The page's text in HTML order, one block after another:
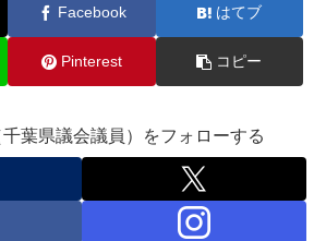
Facebook はてブ
Pinterest コピー
葉県議会議員）をフォローする